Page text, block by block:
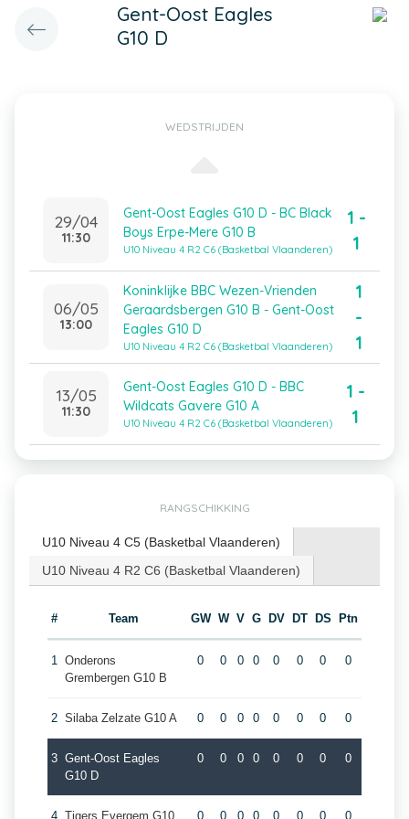
Gent-Oost Eagles
G10 D
WEDSTRIJDEN
29/04
11:30
Gent-Oost Eagles G10 D - BC Black
Boys Erpe-Mere G10 B
U10 Niveau 4 R2 C6 (Basketbal Vlaanderen)
1 -
1
06/05
13:00
Koninklijke BBC Wezen-Vrienden
Geraardsbergen G10 B - Gent-Oost
Eagles G10 D
U10 Niveau 4 R2 C6 (Basketbal Vlaanderen)
1
-
1
13/05
11:30
Gent-Oost Eagles G10 D - BBC
Wildcats Gavere G10 A
U10 Niveau 4 R2 C6 (Basketbal Vlaanderen)
1 -
1
RANGSCHIKKING
U10 Niveau 4 C5 (Basketbal Vlaanderen)
U10 Niveau 4 R2 C6 (Basketbal Vlaanderen)
# Team GW W V G DV DT DS Ptn
1 Onderons
Grembergen G10 B
0 0 0 0 0 0 0 0
2 Silaba Zelzate G10 A 0 0 0 0 0 0 0 0
3 Gent-Oost Eagles
G10 D
0 0 0 0 0 0 0 0
4 Tigers Evergem G10 0 0 0 0 0 0 0 0